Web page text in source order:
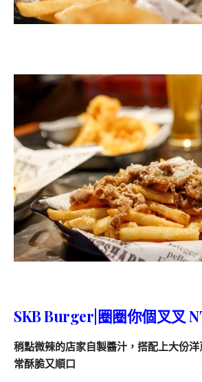
SKB Burger|圈圈你個叉叉
稍點微辣的店家自製醬汁，搭配上大份
常酥脆又順口